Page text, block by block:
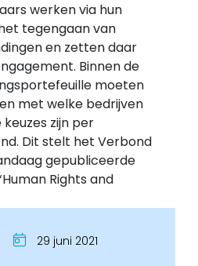
werken via hun
tegengaan van
en zetten daar
Binnen de
moeten
met welke bedrijven
zijn per
Dit stelt het Verbond
gepubliceerde
Rights and
29 juni 2021